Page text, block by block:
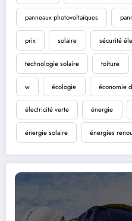
panneaux photovoltaïques
prix solaire sécurité
technologie solaire toiture
w écologie économie
électricité verte énergie
énergie solaire énergies